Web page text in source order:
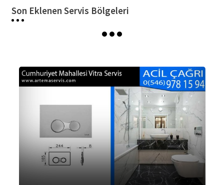
Son Eklenen Servis Bölgeleri